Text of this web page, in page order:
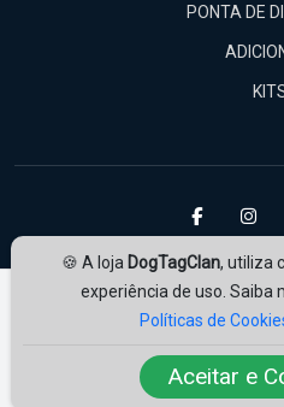
🍪 A loja DogTagClan, utiliza
experiência de uso. Saiba
Políticas de
Aceitar e
PONTA DE
Desenvolvido por